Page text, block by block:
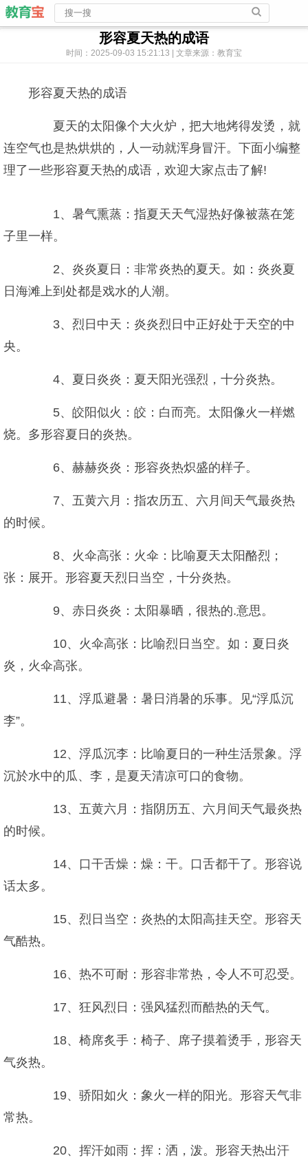
形容夏天热的成语
时间：2025-09-03 15:21:13 | 文章来源：教育宝
形容夏天热的成语
夏天的太阳像个大火炉，把大地烤得发烫，就
连空气也是热烘烘的，人一动就浑身冒汗。下面小编整
理了一些形容夏天热的成语，欢迎大家点击了解!
1、暑气熏蒸：指夏天天气湿热好像被蒸在笼
子里一样。
2、炎炎夏日：非常炎热的夏天。如：炎炎夏
日海滩上到处都是戏水的人潮。
3、烈日中天：炎炎烈日中正好处于天空的中
央。
4、夏日炎炎：夏天阳光强烈，十分炎热。
5、皎阳似火：皎：白而亮。太阳像火一样燃
烧。多形容夏日的炎热。
6、赫赫炎炎：形容炎热炽盛的样子。
7、五黄六月：指农历五、六月间天气最炎热
的时候。
8、火伞高张：火伞：比喻夏天太阳酪烈；
张：展开。形容夏天烈日当空，十分炎热。
9、赤日炎炎：太阳暴晒，很热的.意思。
10、火伞高张：比喻烈日当空。如：夏日炎
炎，火伞高张。
11、浮瓜避暑：暑日消暑的乐事。见“浮瓜沉
李”。
12、浮瓜沉李：比喻夏日的一种生活景象。浮
沉於水中的瓜、李，是夏天清凉可口的食物。
13、五黄六月：指阴历五、六月间天气最炎热
的时候。
14、口干舌燥：燥：干。口舌都干了。形容说
话太多。
15、烈日当空：炎热的太阳高挂天空。形容天
气酷热。
16、热不可耐：形容非常热，令人不可忍受。
17、狂风烈日：强风猛烈而酷热的天气。
18、椅席炙手：椅子、席子摸着烫手，形容天
气炎热。
19、骄阳如火：象火一样的阳光。形容天气非
常热。
20、挥汗如雨：挥：洒，泼。形容天热出汗